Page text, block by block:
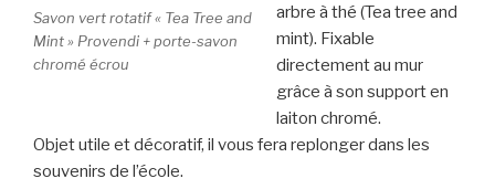
Savon vert rotatif « Tea Tree and
Mint » Provendi + porte-savon
chromé écrou
arbre à thé (Tea tree and
mint). Fixable
directement au mur
grâce à son support en
laiton chromé.
Objet utile et décoratif, il vous fera replonger dans les
souvenirs de l’école.